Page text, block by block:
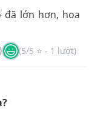
đã lớn hơn, hoa
(5/5 ⭐ - 1 lượt)